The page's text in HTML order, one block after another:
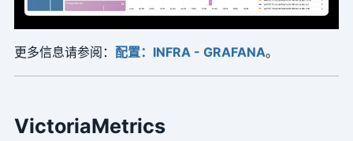
更多信息请参阅： 配置：INFRA - GRAFANA。
VictoriaMetrics